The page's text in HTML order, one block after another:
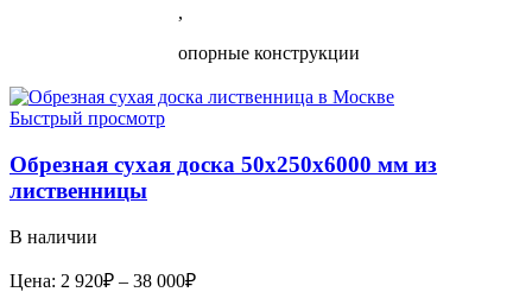
,
опорные конструкции
Быстрый просмотр
Обрезная сухая доска 50х250х6000 мм из
лиственницы
В наличии
Цена: 2 920₽ – 38 000₽Диапазон